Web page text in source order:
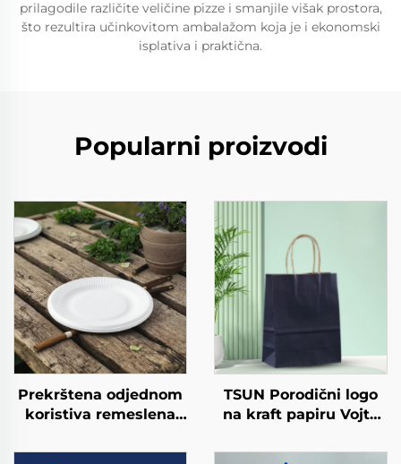
prilagodile različite veličine pizze i smanjile višak prostora,
što rezultira učinkovitom ambalažom koja je i ekonomski
isplativa i praktična.
Popularni proizvodi
Prekrštena odjednom
koristiva remeslena
salatu Šalice Snack
TSUN Porodični logo
na kraft papiru Vojta
Nova godina/Božić